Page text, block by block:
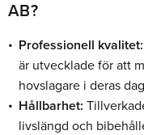
AB?
Professionell kvalitet:
är utvecklade för att
hovslagare i deras
Hållbarhet:
livslängd och